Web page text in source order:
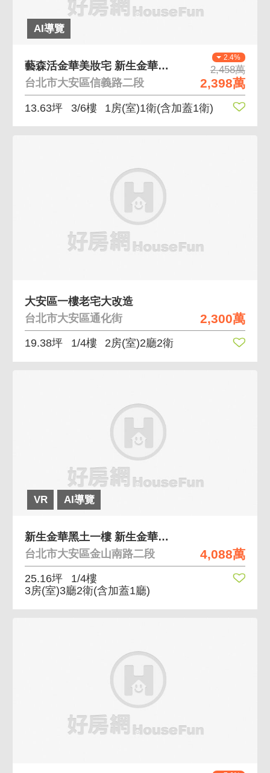
AI導覽
2.4%
2,458萬
2,398萬
藝森活金華美妝宅 新生金華學區地總帶裝潢新成屋
台北市大安區信義路二段
13.63坪 3/6樓 1房(室)1衛(含加蓋1衛)
2,300萬
大安區一樓老宅大改造
台北市大安區通化街
19.38坪 1/4樓 2房(室)2廳2衛
VR AI導覽
4,088萬
新生金華黑土一樓 新生金華學區，獨棟一樓土地大
台北市大安區金山南路二段
25.16坪
1/4樓
3房(室)3廳2衛(含加蓋1廳)